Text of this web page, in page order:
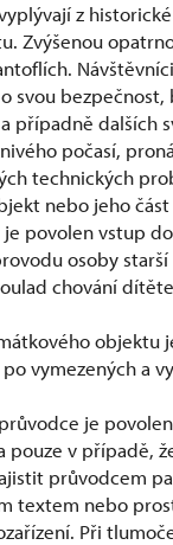
z
Zvýšenou
svou bezpečnost,
případně dalších
počasí,
technických
nebo jeho
povolen vstup
osoby starší
chování
objektu
vymezených a
je
pouze v případě,
průvodcem
textem nebo
Při